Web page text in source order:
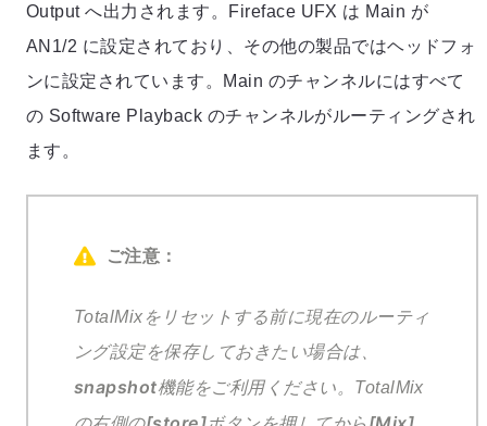
Output へ出力されます。Fireface UFX は Main が
AN1/2 に設定されており、その他の製品ではヘッドフォ
ンに設定されています。Main のチャンネルにはすべて
の Software Playback のチャンネルがルーティングされ
ます。
ご注意：
TotalMixをリセットする前に現在のルーティ
ング設定を保存しておきたい場合は、
snapshot機能をご利用ください。TotalMix